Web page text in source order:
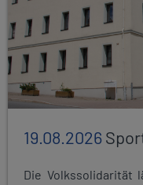
19.08.2026
Die Volkssolidarität